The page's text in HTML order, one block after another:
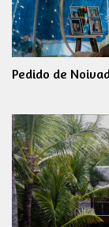
Pedido de